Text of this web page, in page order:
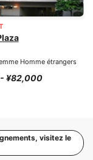
Homme étrangers
¥82,000
visitez le